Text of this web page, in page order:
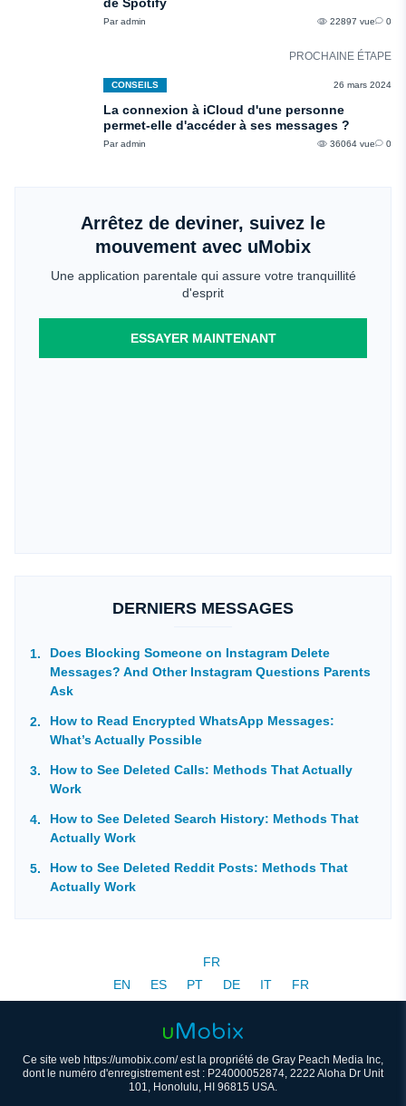
Par admin 22897 vue 0
PROCHAINE ÉTAPE
CONSEILS 26 mars 2024
La connexion à iCloud d'une personne
permet-elle d'accéder à ses messages ?
Par admin 36064 vue 0
Arrêtez de deviner, suivez le
mouvement avec uMobix
Une application parentale qui assure votre tranquillité
d'esprit
ESSAYER MAINTENANT
DERNIERS MESSAGES
Does Blocking Someone on Instagram Delete
Messages? And Other Instagram Questions Parents
Ask
How to Read Encrypted WhatsApp Messages:
What’s Actually Possible
How to See Deleted Calls: Methods That Actually
Work
How to See Deleted Search History: Methods That
Actually Work
How to See Deleted Reddit Posts: Methods That
Actually Work
FR
EN
ES PT DE IT FR
Ce site web https://umobix.com/ est la propriété de Gray Peach Media Inc,
dont le numéro d'enregistrement est : P24000052874, 2222 Aloha Dr Unit
101, Honolulu, HI 96815 USA.